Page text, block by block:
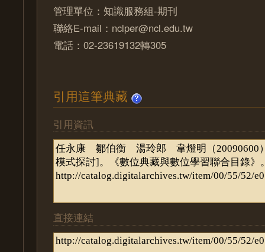
管理單位：知識服務組-期刊
聯絡E-mail：nclper@ncl.edu.tw
電話：02-23619132轉305
引用這筆典藏
引用資訊
直接連結